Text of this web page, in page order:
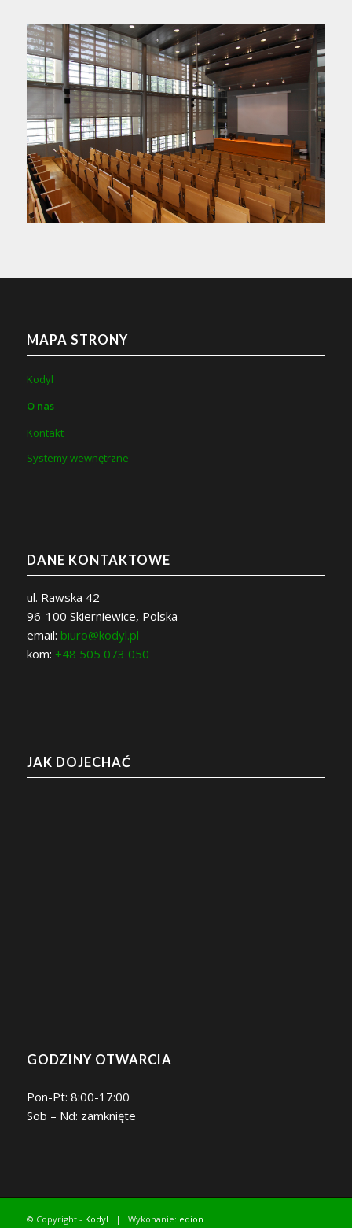
MAPA STRONY
Kodyl
O nas
Kontakt
Systemy wewnętrzne
DANE KONTAKTOWE
ul. Rawska 42
96-100 Skierniewice, Polska
email: biuro@kodyl.pl
kom: +48 505 073 050
JAK DOJECHAĆ
GODZINY OTWARCIA
Pon-Pt: 8:00-17:00
Sob – Nd: zamknięte
© Copyright - Kodyl | Wykonanie: edion